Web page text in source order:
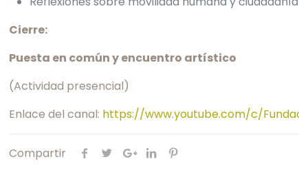
Cierre:
Puesta en común y encuentro artístico
(Actividad presencial)
Enlace del canal: https://www.youtube.com/c/
Compartir